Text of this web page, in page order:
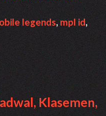
legends, mpl id,
Klasemen,